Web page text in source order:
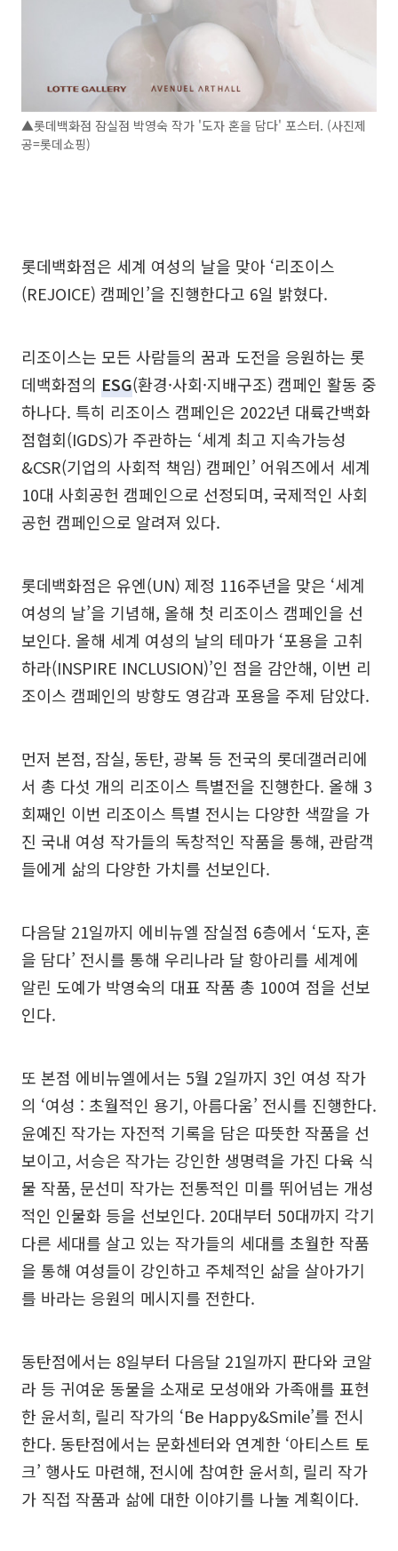
▲롯데백화점 잠실점 박영숙 작가 '도자 혼을 담다' 포스터. (사진제
공=롯데쇼핑)
롯데백화점은 세계 여성의 날을 맞아 ‘리조이스
(REJOICE) 캠페인’을 진행한다고 6일 밝혔다.
리조이스는 모든 사람들의 꿈과 도전을 응원하는 롯
데백화점의 ESG(환경·사회·지배구조) 캠페인 활동 중
하나다. 특히 리조이스 캠페인은 2022년 대륙간백화
점협회(IGDS)가 주관하는 ‘세계 최고 지속가능성
&CSR(기업의 사회적 책임) 캠페인’ 어워즈에서 세계
10대 사회공헌 캠페인으로 선정되며, 국제적인 사회
공헌 캠페인으로 알려져 있다.
롯데백화점은 유엔(UN) 제정 116주년을 맞은 ‘세계
여성의 날’을 기념해, 올해 첫 리조이스 캠페인을 선
보인다. 올해 세계 여성의 날의 테마가 ‘포용을 고취
하라(INSPIRE INCLUSION)’인 점을 감안해, 이번 리
조이스 캠페인의 방향도 영감과 포용을 주제 담았다.
먼저 본점, 잠실, 동탄, 광복 등 전국의 롯데갤러리에
서 총 다섯 개의 리조이스 특별전을 진행한다. 올해 3
회째인 이번 리조이스 특별 전시는 다양한 색깔을 가
진 국내 여성 작가들의 독창적인 작품을 통해, 관람객
들에게 삶의 다양한 가치를 선보인다.
다음달 21일까지 에비뉴엘 잠실점 6층에서 ‘도자, 혼
을 담다’ 전시를 통해 우리나라 달 항아리를 세계에
알린 도예가 박영숙의 대표 작품 총 100여 점을 선보
인다.
또 본점 에비뉴엘에서는 5월 2일까지 3인 여성 작가
의 ‘여성 : 초월적인 용기, 아름다움’ 전시를 진행한다.
윤예진 작가는 자전적 기록을 담은 따뜻한 작품을 선
보이고, 서승은 작가는 강인한 생명력을 가진 다육 식
물 작품, 문선미 작가는 전통적인 미를 뛰어넘는 개성
적인 인물화 등을 선보인다. 20대부터 50대까지 각기
다른 세대를 살고 있는 작가들의 세대를 초월한 작품
을 통해 여성들이 강인하고 주체적인 삶을 살아가기
를 바라는 응원의 메시지를 전한다.
동탄점에서는 8일부터 다음달 21일까지 판다와 코알
라 등 귀여운 동물을 소재로 모성애와 가족애를 표현
한 윤서희, 릴리 작가의 ‘Be Happy&Smile’를 전시
한다. 동탄점에서는 문화센터와 연계한 ‘아티스트 토
크’ 행사도 마련해, 전시에 참여한 윤서희, 릴리 작가
가 직접 작품과 삶에 대한 이야기를 나눌 계획이다.